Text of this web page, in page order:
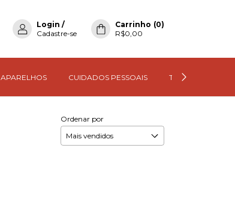
Login /
Cadastre-se
Carrinho (0)
R$0,00
APARELHOS CUIDADOS PESSOAIS TODOS OS
Ordenar por